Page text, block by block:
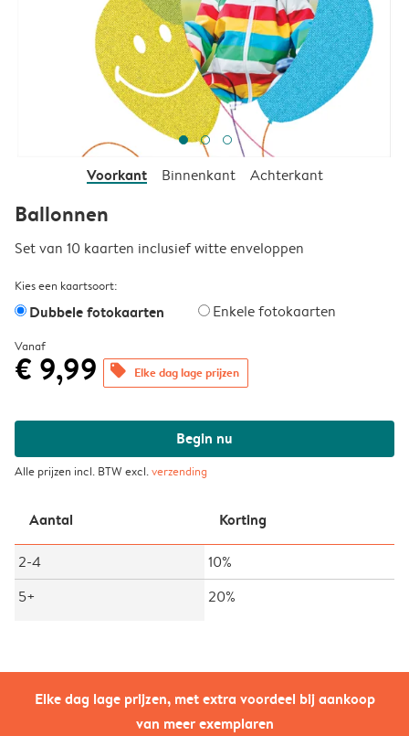
Elke dag lage prijzen, met extra voordeel bij aankoop
van meer exemplaren
Voorkant Binnenkant Achterkant
Ballonnen
Set van 10 kaarten inclusief witte enveloppen
Kies een kaartsoort:
Dubbele fotokaarten Enkele fotokaarten
Vanaf
€ 9,99 offers Elke dag lage prijzen
Begin nu
Alle prijzen incl. BTW excl.verzending
Aantal Korting
2-4
10%
5+
20%